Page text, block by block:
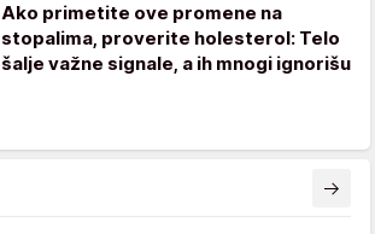
Ako primetite ove promene na
stopalima, proverite holesterol: Telo
šalje važne signale, a ih mnogi ignorišu